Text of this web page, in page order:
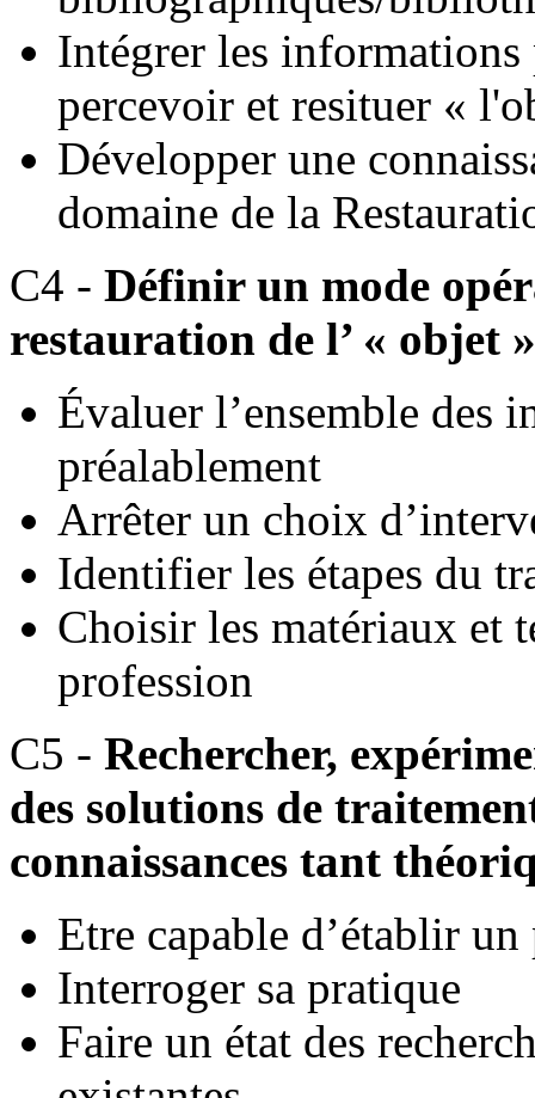
Intégrer les
percevoir et resituer «
Développer une
domaine de la
C4 - Définir un mode
restauration de l’ « objet »
Évaluer l’ensemble des
préalablement
Arrêter un choix
Identifier les étapes du
Choisir les matériaux et
profession
C5 - Rechercher,
des solutions de
connaissances tant
Etre capable d’établir
Interroger sa pratique
Faire un état des